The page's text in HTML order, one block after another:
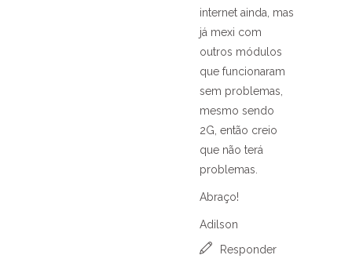
internet ainda, mas
já mexi com
outros módulos
que funcionaram
sem problemas,
mesmo sendo
2G, então creio
que não terá
problemas.
Abraço!
Adilson
Responder